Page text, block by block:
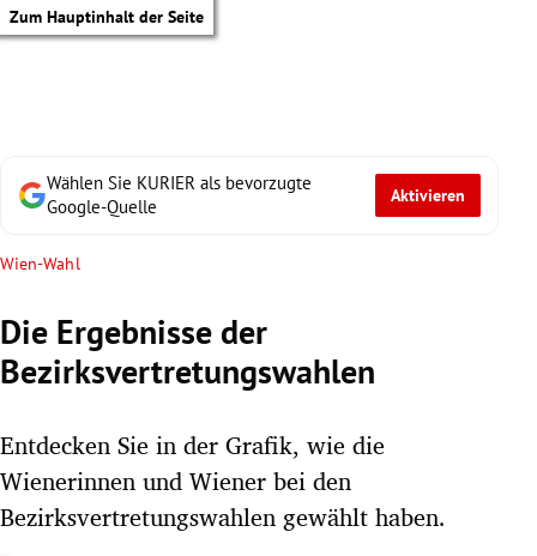
Zum Hauptinhalt der Seite
Untermenü
Wählen Sie KURIER als bevorzugte
Google-Quelle
Aktivieren
Wien-Wahl
Die Ergebnisse der
Bezirksvertretungswahlen
Entdecken Sie in der Grafik, wie die
Wienerinnen und Wiener bei den
Bezirksvertretungswahlen gewählt haben.